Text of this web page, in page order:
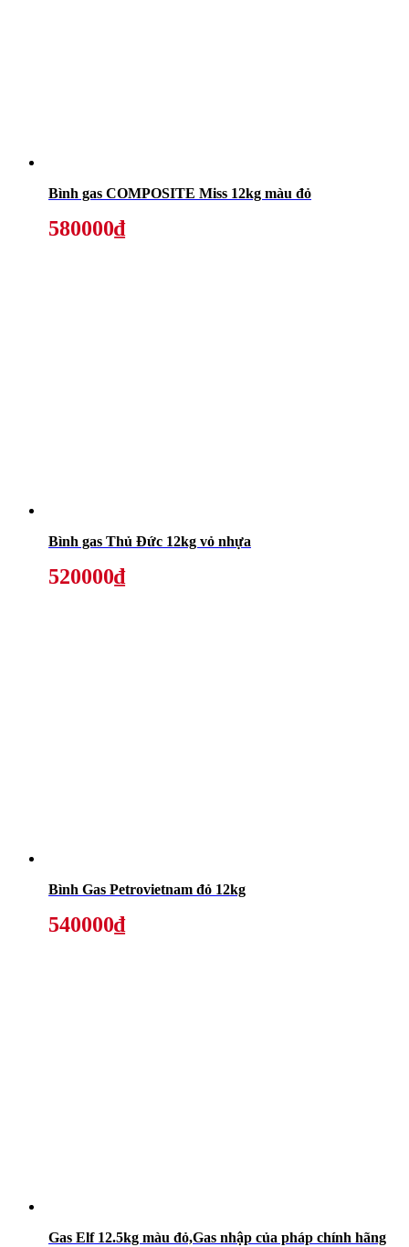
Bình gas COMPOSITE Miss 12kg màu đỏ
580000₫
Bình gas Thủ Đức 12kg vỏ nhựa
520000₫
Bình Gas Petrovietnam đỏ 12kg
540000₫
Gas Elf 12.5kg màu đỏ,Gas nhập của pháp chính hãng